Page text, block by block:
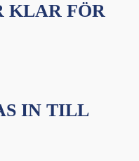
KLAR FÖR
IN TILL